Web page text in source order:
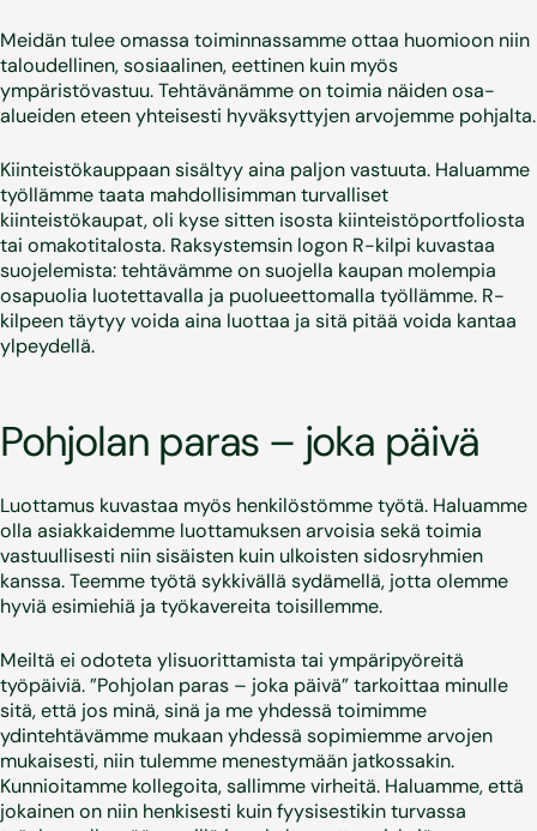
Meidän tulee omassa toiminnassamme ottaa huomioon niin
taloudellinen, sosiaalinen, eettinen kuin myös
ympäristövastuu. Tehtävänämme on toimia näiden osa-
alueiden eteen yhteisesti hyväksyttyjen arvojemme pohjalta.
Kiinteistökauppaan sisältyy aina paljon vastuuta. Haluamme
työllämme taata mahdollisimman turvalliset
kiinteistökaupat, oli kyse sitten isosta kiinteistöportfoliosta
tai omakotitalosta. Raksystemsin logon R-kilpi kuvastaa
suojelemista: tehtävämme on suojella kaupan molempia
osapuolia luotettavalla ja puolueettomalla työllämme. R-
kilpeen täytyy voida aina luottaa ja sitä pitää voida kantaa
ylpeydellä.
Pohjolan paras – joka päivä
Luottamus kuvastaa myös henkilöstömme työtä. Haluamme
olla asiakkaidemme luottamuksen arvoisia sekä toimia
vastuullisesti niin sisäisten kuin ulkoisten sidosryhmien
kanssa. Teemme työtä sykkivällä sydämellä, jotta olemme
hyviä esimiehiä ja työkavereita toisillemme.
Meiltä ei odoteta ylisuorittamista tai ympäripyöreitä
työpäiviä. ”Pohjolan paras – joka päivä” tarkoittaa minulle
sitä, että jos minä, sinä ja me yhdessä toimimme
ydintehtävämme mukaan yhdessä sopimiemme arvojen
mukaisesti, niin tulemme menestymään jatkossakin.
Kunnioitamme kollegoita, sallimme virheitä. Haluamme, että
jokainen on niin henkisesti kuin fyysisestikin turvassa